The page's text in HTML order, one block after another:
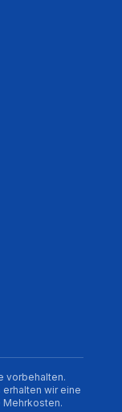
vorbehalten.
wir eine
Mehrkosten.